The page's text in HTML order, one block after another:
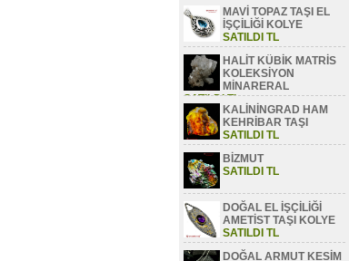
SATILDI TLMAVİ TOPAZ TAŞI EL
İŞÇİLİĞİ KOLYE
SATILDI TL
HALİT KÜBİK MATRİS
KOLEKSİYON
MİNARERAL
SATILDI TL
KALİNİNGRAD HAM
KEHRİBAR TAŞI
SATILDI TL
BİZMUT
SATILDI TL
DOĞAL EL İŞÇİLİĞİ
AMETİST TAŞI KOLYE
SATILDI TL
DOĞAL ARMUT KESİM